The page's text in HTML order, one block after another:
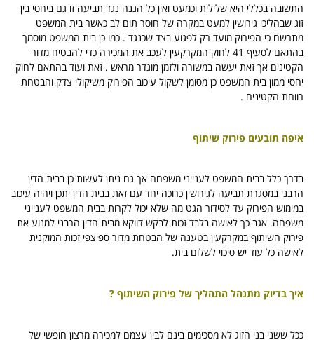
התשובה בכללי היא שלילית וכמעט ואין כל הגנה נגד תביעה זו גם ביחסי בין
זוג שבהליכי גירושין למעט במקרה של חוסר תום לב כאשר בית המשפט
מתרשם כי הפירוק מועד רק לפגוע בצד שכנגד . כמו כן בית המשפט מוסמך
בהתאם לסעיף 41 לחוק המקרקעין לעכב את המכירה כדי להבטיח מדור
הקטינים אך זאת יעשה במשורה ולזמן מוגדר מראש . זאת ועוד בהתאם לחוק
יחסי ממון בית המשפט כן מסומן לשקול עיכוב הפירוק משיקולי צדק והבטחת
רווחת הקטינים .
איפה תובעים פירוק שיתוף
בדרך כלל בבית המשפט לענייני משפחה אך גם ניתן לעשות כן בבית הדין
הרבני במסגרת תביעה לגירושין כרוכה יחד עם זאת בבית הדין יתכן ויהיה עיכוב
במימוש הפירוק עד לסידור הגט מה שלא יכול לקרות בבית המשפט לענייני
משפחה. אגב כך לאישה בלבד זכות לבקש דווקא מבית הדין הרבני למנוע את
פירוק השיתוף במקרקעין בטענה של הבטחת מדור ספיצפי זכות המוקנית
לאישה כל עוד יש סיכוי לשלום בית.
איך בדיוק מתנהל התהליך של פירוק השיתוף ?
ככל ששני בני הזוג לא מסכימים בינם לבין עצמם למכירה מרצון חופשי של